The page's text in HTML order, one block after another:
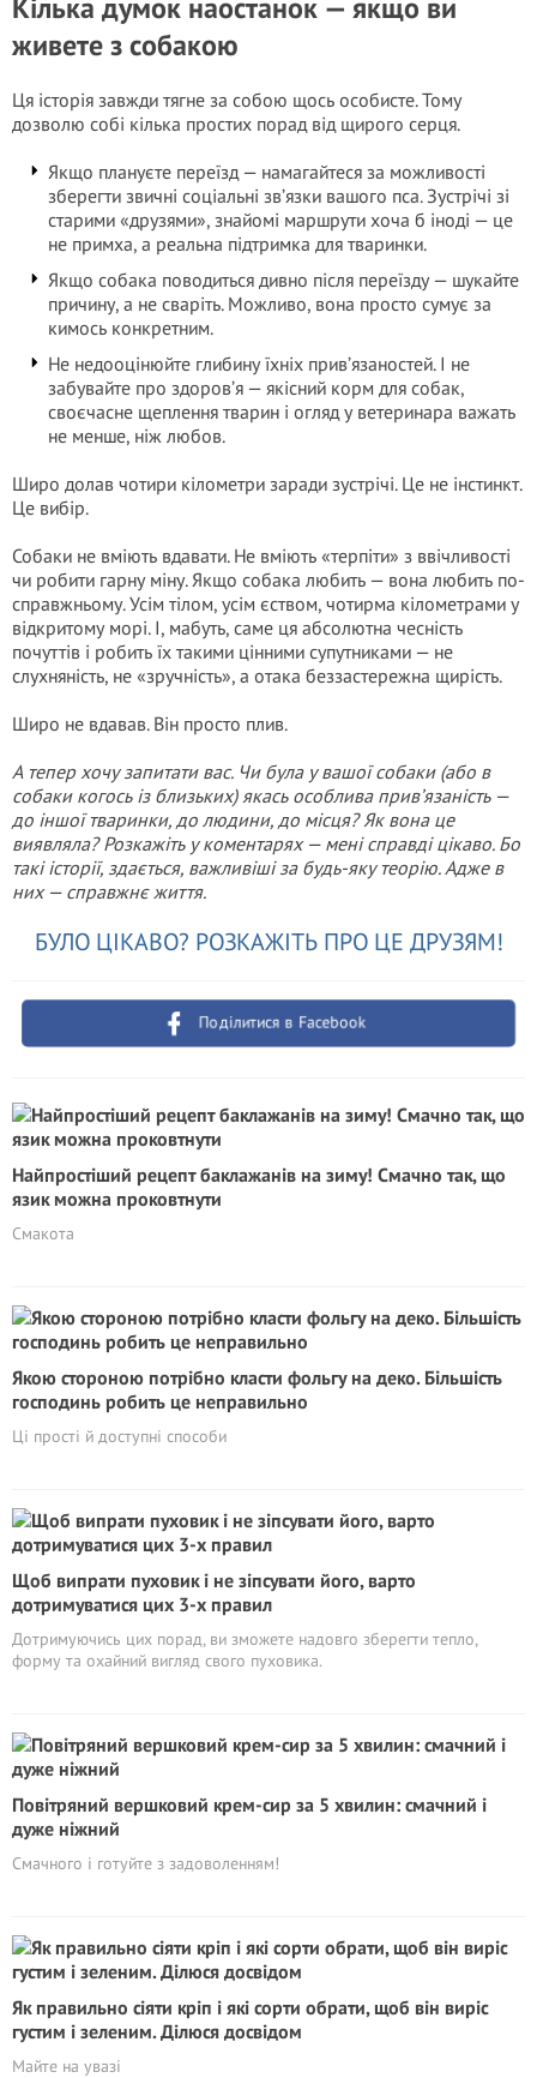
Кілька думок наостанок — якщо ви
живете з собакою
Ця історія завжди тягне за собою щось особисте. Тому
дозволю собі кілька простих порад від щирого серця.
Якщо плануєте переїзд — намагайтеся за можливості
зберегти звичні соціальні зв’язки вашого пса. Зустрічі зі
старими «друзями», знайомі маршрути хоча б іноді — це
не примха, а реальна підтримка для тваринки.
Якщо собака поводиться дивно після переїзду — шукайте
причину, а не сваріть. Можливо, вона просто сумує за
кимось конкретним.
Не недооцінюйте глибину їхніх прив’язаностей. І не
забувайте про здоров’я — якісний корм для собак,
своєчасне щеплення тварин і огляд у ветеринара важать
не менше, ніж любов.
Широ долав чотири кілометри заради зустрічі. Це не інстинкт.
Це вибір.
Собаки не вміють вдавати. Не вміють «терпіти» з ввічливості
чи робити гарну міну. Якщо собака любить — вона любить по-
справжньому. Усім тілом, усім єством, чотирма кілометрами у
відкритому морі. І, мабуть, саме ця абсолютна чесність
почуттів і робить їх такими цінними супутниками — не
слухняність, не «зручність», а отака беззастережна щирість.
Широ не вдавав. Він просто плив.
А тепер хочу запитати вас. Чи була у вашої собаки (або в
собаки когось із близьких) якась особлива прив’язаність —
до іншої тваринки, до людини, до місця? Як вона це
виявляла? Розкажіть у коментарях — мені справді цікаво. Бо
такі історії, здається, важливіші за будь-яку теорію. Адже в
них — справжнє життя.
БУЛО ЦІКАВО? РОЗКАЖІТЬ ПРО ЦЕ ДРУЗЯМ!
Поділитися в Facebook
Найпростіший рецепт баклажанів на зиму! Смачно так, що
язик можна проковтнути
Смакота
Якою стороною потрібно класти фольгу на деко. Більшість
господинь робить це неправильно
Ці прості й доступні способи
Щоб випрати пуховик і не зіпсувати його, варто
дотримуватися цих 3-х правил
Дотримуючись цих порад, ви зможете надовго зберегти тепло,
форму та охайний вигляд свого пуховика.
Повітряний вершковий крем-сир за 5 хвилин: смачний і
дуже ніжний
Смачного і готуйте з задоволенням!
Як правильно сіяти кріп і які сорти обрати, щоб він виріс
густим і зеленим. Ділюся досвідом
Майте на увазі